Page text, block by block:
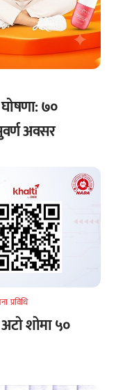
घोषणा: ७०
अवसर
प्रविधि
शोमा ५०